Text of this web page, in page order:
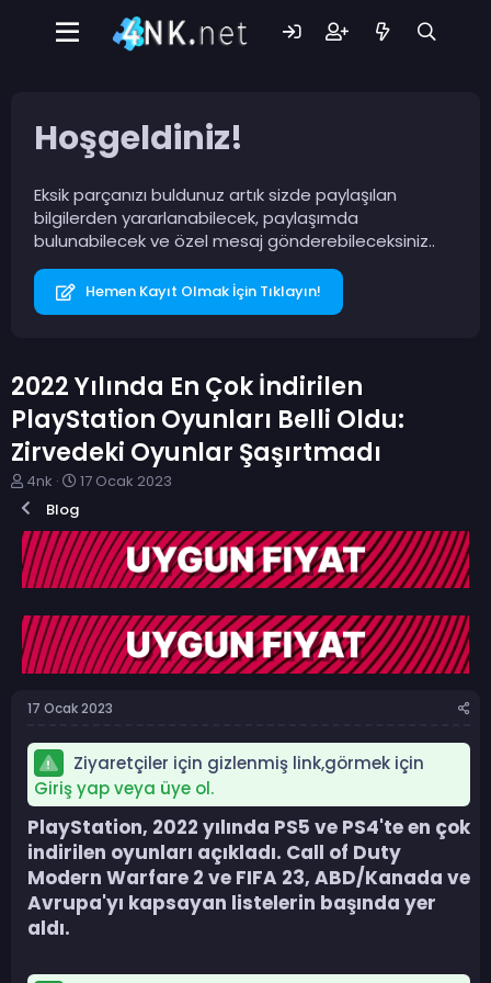
Hoşgeldiniz!
Eksik parçanızı buldunuz artık sizde paylaşılan
bilgilerden yararlanabilecek, paylaşımda
bulunabilecek ve özel mesaj gönderebileceksiniz..
Hemen Kayıt Olmak İçin Tıklayın!
2022 Yılında En Çok İndirilen
PlayStation Oyunları Belli Oldu:
Zirvedeki Oyunlar Şaşırtmadı
K
o
n
b
u
y
b
a
ş
l
t
4nk
B
l
a
n
ı
ç
t
a
i
i
17 Ocak 2023
Blog
17 Ocak 2023
Ziyaretçiler için gizlenmiş link,görmek için
Giriş yap veya üye ol.
PlayStation, 2022 yılında PS5 ve PS4'te en çok
indirilen oyunları açıkladı. Call of Duty
Modern Warfare 2 ve FIFA 23, ABD/Kanada ve
Avrupa'yı kapsayan listelerin başında yer
aldı.​